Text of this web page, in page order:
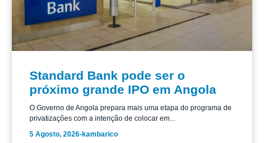
Standard Bank pode ser o
próximo grande IPO em Angola
O Governo de Angola prepara mais uma etapa do programa de
privatizações com a intenção de colocar em...
5 Agosto, 2026-kambarico